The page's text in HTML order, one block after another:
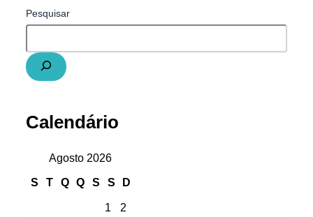
Pesquisar
Calendário
Agosto 2026
S T Q Q S S D
1 2